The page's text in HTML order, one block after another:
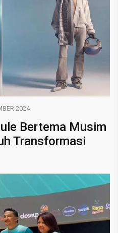
2024
Bertema Musim
Transformasi